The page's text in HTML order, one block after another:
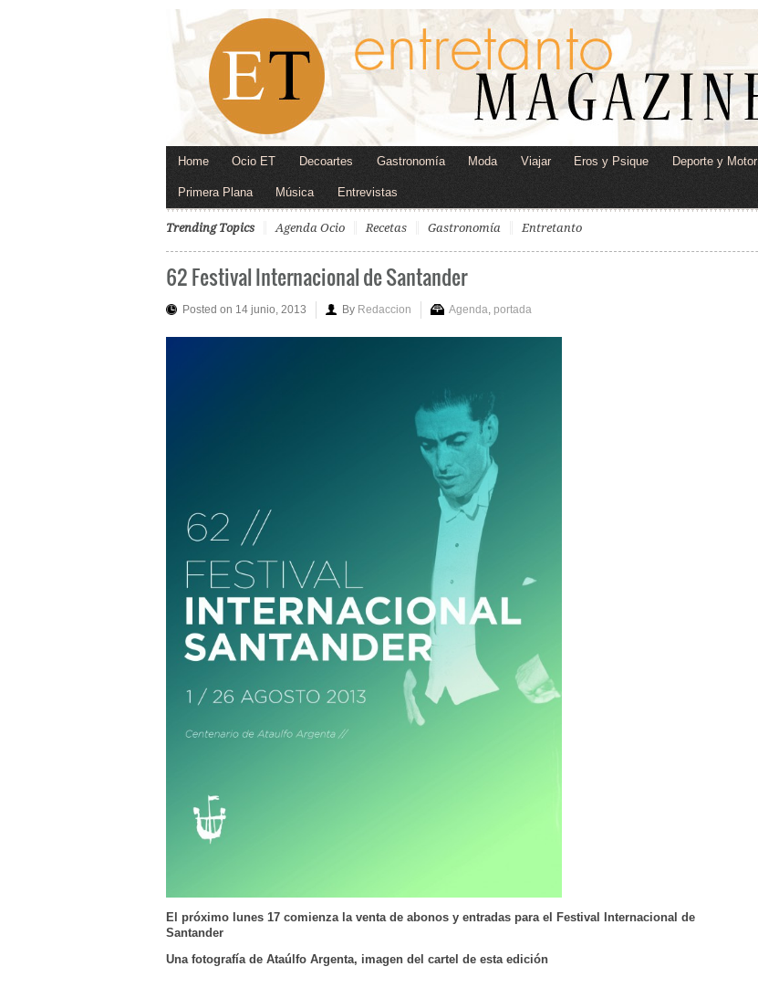
Home Ocio ET Decoartes Gastronomía Moda Viajar Eros y Psique Deporte y Motor
Primera Plana Música Entrevistas
Trending Topics Agenda Ocio Recetas Gastronomía Entretanto
62 Festival Internacional de Santander
Posted on 14 junio, 2013 By Redaccion Agenda portada
El próximo lunes 17 comienza la venta de abonos y entradas para el Festival Internacional de
Santander
Una fotografía de Ataúlfo Argenta, imagen del cartel de esta edición